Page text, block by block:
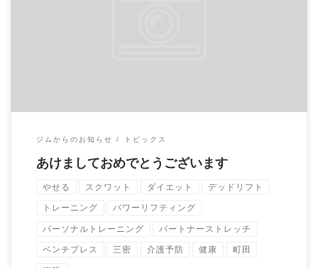
ジムからのお知らせ トピックス
あけましておめでとうございます
やせる スクワット ダイエット デッドリフト
トレーニング パワーリフティング
パーソナルトレーニング パートナーストレッチ
ベンチプレス 三密 介護予防 健康 町田